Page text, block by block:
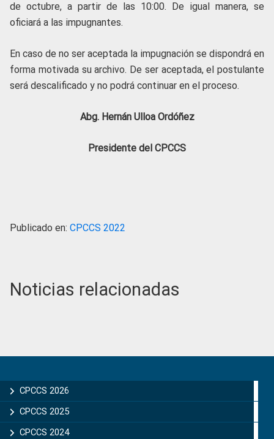
de octubre, a partir de las 10:00. De igual manera, se
oficiará a las impugnantes.
En caso de no ser aceptada la impugnación se dispondrá en
forma motivada su archivo. De ser aceptada, el postulante
será descalificado y no podrá continuar en el proceso.
Abg. Hernán Ulloa Ordóñez
Presidente del CPCCS
Publicado en: CPCCS 2022
Noticias relacionadas
Sidebar
CPCCS 2026
CPCCS 2025
CPCCS 2024